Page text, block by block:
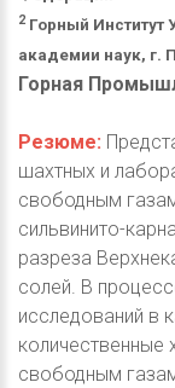
2 Горный Институт
академии наук, г.
Горная
Резюме:
шахтных и
свободным
сильвинито-
разреза
солей. В
исследований в
количественные
свободным